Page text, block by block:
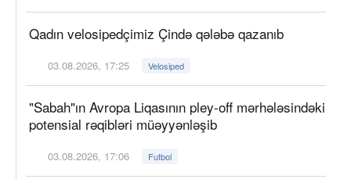
Qadın velosipedçimiz Çində qələbə qazanıb
03.08.2026, 17:25 Velosiped
"Sabah"ın Avropa Liqasının pley-off mərhələsindəki
potensial rəqibləri müəyyənləşib
03.08.2026, 17:06 Futbol